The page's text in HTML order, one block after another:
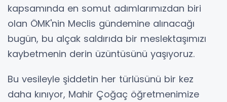
kapsamında en somut adımlarımızdan biri
olan ÖMK'nin Meclis gündemine alınacağı
bugün, bu alçak saldırıda bir meslektaşımızı
kaybetmenin derin üzüntüsünü yaşıyoruz.
Bu vesileyle şiddetin her türlüsünü bir kez
daha kınıyor, Mahir Çoğaç öğretmenimize